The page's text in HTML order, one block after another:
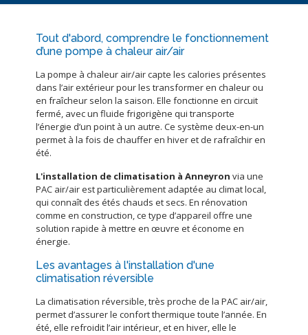
Tout d'abord, comprendre le fonctionnement
d’une pompe à chaleur air/air
La pompe à chaleur air/air capte les calories présentes
dans l’air extérieur pour les transformer en chaleur ou
en fraîcheur selon la saison. Elle fonctionne en circuit
fermé, avec un fluide frigorigène qui transporte
l’énergie d’un point à un autre. Ce système deux-en-un
permet à la fois de chauffer en hiver et de rafraîchir en
été.
L'installation de climatisation à Anneyron via une
PAC air/air est particulièrement adaptée au climat local,
qui connaît des étés chauds et secs. En rénovation
comme en construction, ce type d’appareil offre une
solution rapide à mettre en œuvre et économe en
énergie.
Les avantages à l'installation d'une
climatisation réversible
La climatisation réversible, très proche de la PAC air/air,
permet d’assurer le confort thermique toute l’année. En
été, elle refroidit l’air intérieur, et en hiver, elle le